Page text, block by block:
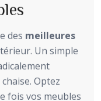
des meilleures
Un simple
Optez
fois vos meubles